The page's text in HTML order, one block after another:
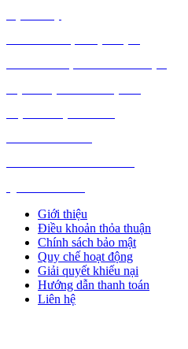
Giới thiệu
Điều khoản thỏa thuận
Chính sách bảo mật
Quy chế hoạt động
Giải quyết khiếu nại
Hướng dẫn thanh toán
Liên hệ